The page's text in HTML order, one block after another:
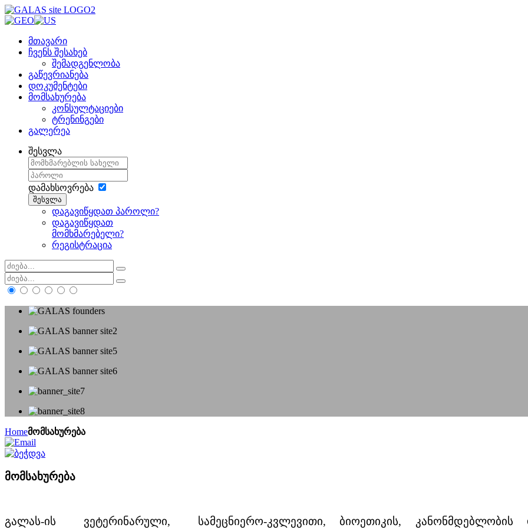
მთავარი
ჩვენს შესახებ
შემადგენლობა
გაწევრიანება
დოკუმენტები
მომსახურება
კონსულტაციები
ტრენინგები
გალერეა
შესვლა
დამახსოვრება
შესვლა
დაგავიწყდათ პაროლი?
დაგავიწყდათ
მომხმარებელი?
რეგისტრაცია
Homeმომსახურება
მომსახურება
გალას-ის ვეტერინარული, სამეცნიერო-კვლევითი, ბიოეთიკის, კანონმდებლობის